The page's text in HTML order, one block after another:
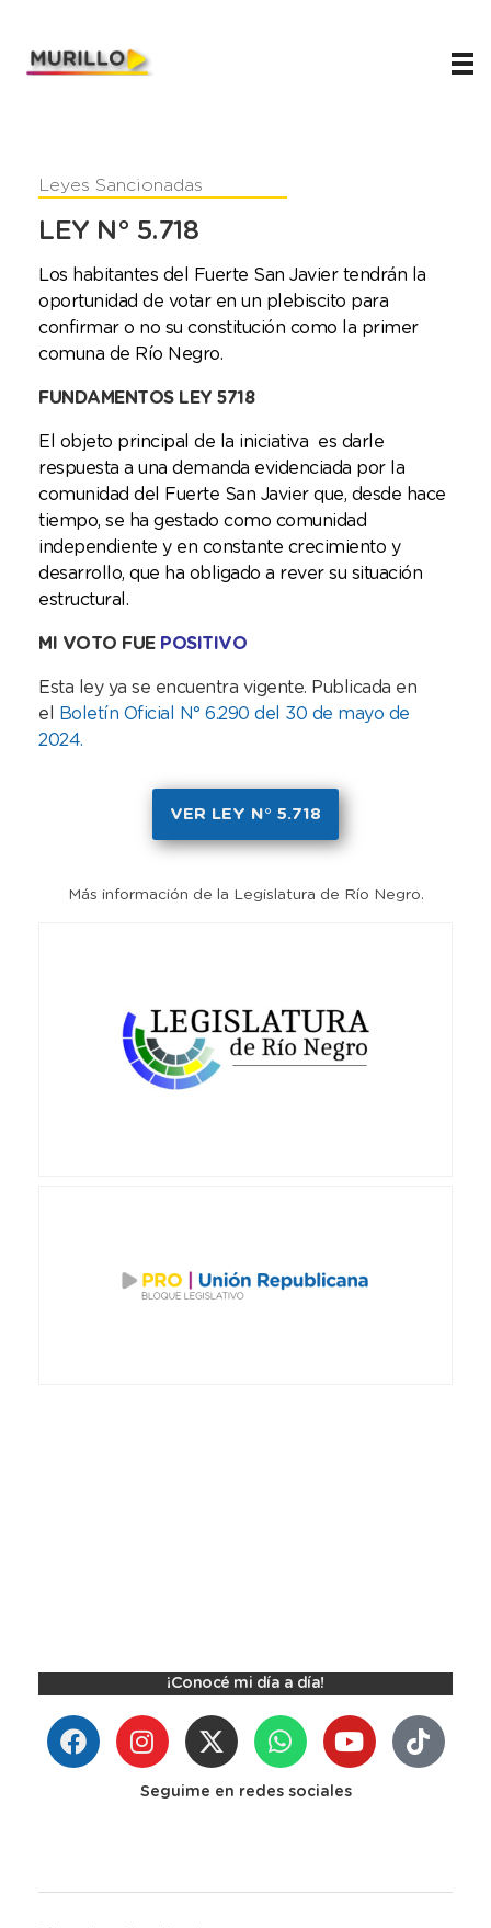
Leyes Sancionadas
LEY N° 5.718
Los habitantes del Fuerte San Javier tendrán la
oportunidad de votar en un plebiscito para
confirmar o no su constitución como la primer
comuna de Río Negro.
FUNDAMENTOS LEY 5718
El objeto principal de la iniciativa es darle
respuesta a una demanda evidenciada por la
comunidad del Fuerte San Javier que, desde hace
tiempo, se ha gestado como comunidad
independiente y en constante crecimiento y
desarrollo, que ha obligado a rever su situación
estructural.
MI VOTO FUE POSITIVO
Esta ley ya se encuentra vigente. Publicada en
el
Boletín Oficial N° 6.290 del 30 de mayo de
2024.
VER LEY N° 5.718
Más información de la Legislatura de Río Negro.
¡Conocé mi día a día!
Seguime en redes sociales